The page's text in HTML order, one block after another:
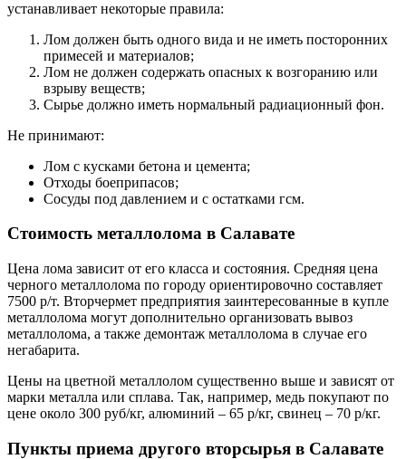
устанавливает некоторые правила:
Лом должен быть одного вида и не иметь посторонних
примесей и материалов;
Лом не должен содержать опасных к возгоранию или
взрыву веществ;
Сырье должно иметь нормальный радиационный фон.
Не принимают:
Лом с кусками бетона и цемента;
Отходы боеприпасов;
Сосуды под давлением и с остатками гсм.
Стоимость металлолома в Салавате
Цена лома зависит от его класса и состояния. Средняя цена
черного металлолома по городу ориентировочно составляет
7500 р/т. Вторчермет предприятия заинтересованные в купле
металлолома могут дополнительно организовать вывоз
металлолома, а также демонтаж металлолома в случае его
негабарита.
Цены на цветной металлолом существенно выше и зависят от
марки металла или сплава. Так, например, медь покупают по
цене около 300 руб/кг, алюминий – 65 р/кг, свинец – 70 р/кг.
Пункты приема другого вторсырья в Салавате